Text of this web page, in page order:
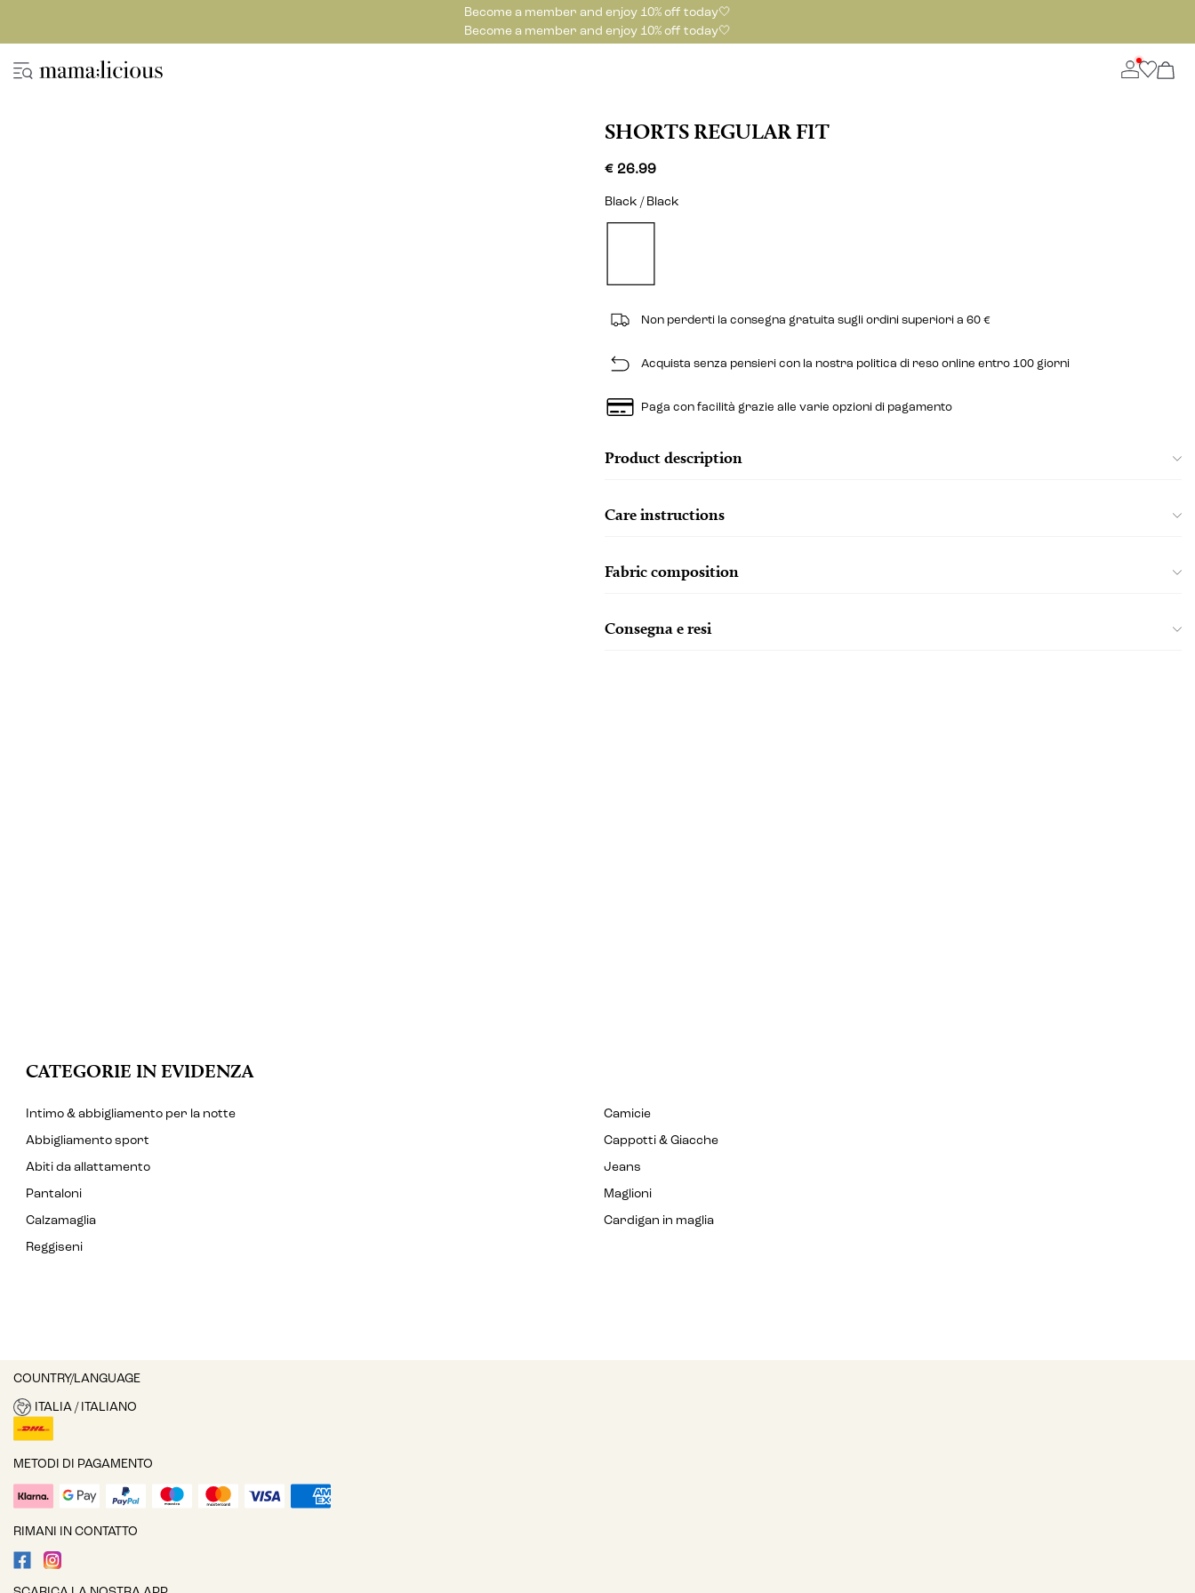
Become a member and enjoy 10% off today🤍
Become a member and enjoy 10% off today🤍
SHORTS REGULAR FIT
€ 26.99
Black / Black
Non perderti la consegna gratuita sugli ordini superiori a 60 €
Acquista senza pensieri con la nostra politica di reso online entro 100 giorni
Paga con facilità grazie alle varie opzioni di pagamento
Product description
Care instructions
Fabric composition
Consegna e resi
CATEGORIE IN EVIDENZA
Intimo & abbigliamento per la notte
Camicie
Abbigliamento sport
Cappotti & Giacche
Abiti da allattamento
Jeans
Pantaloni
Maglioni
Calzamaglia
Cardigan in maglia
Reggiseni
COUNTRY/LANGUAGE
ITALIA / ITALIANO
METODI DI PAGAMENTO
RIMANI IN CONTATTO